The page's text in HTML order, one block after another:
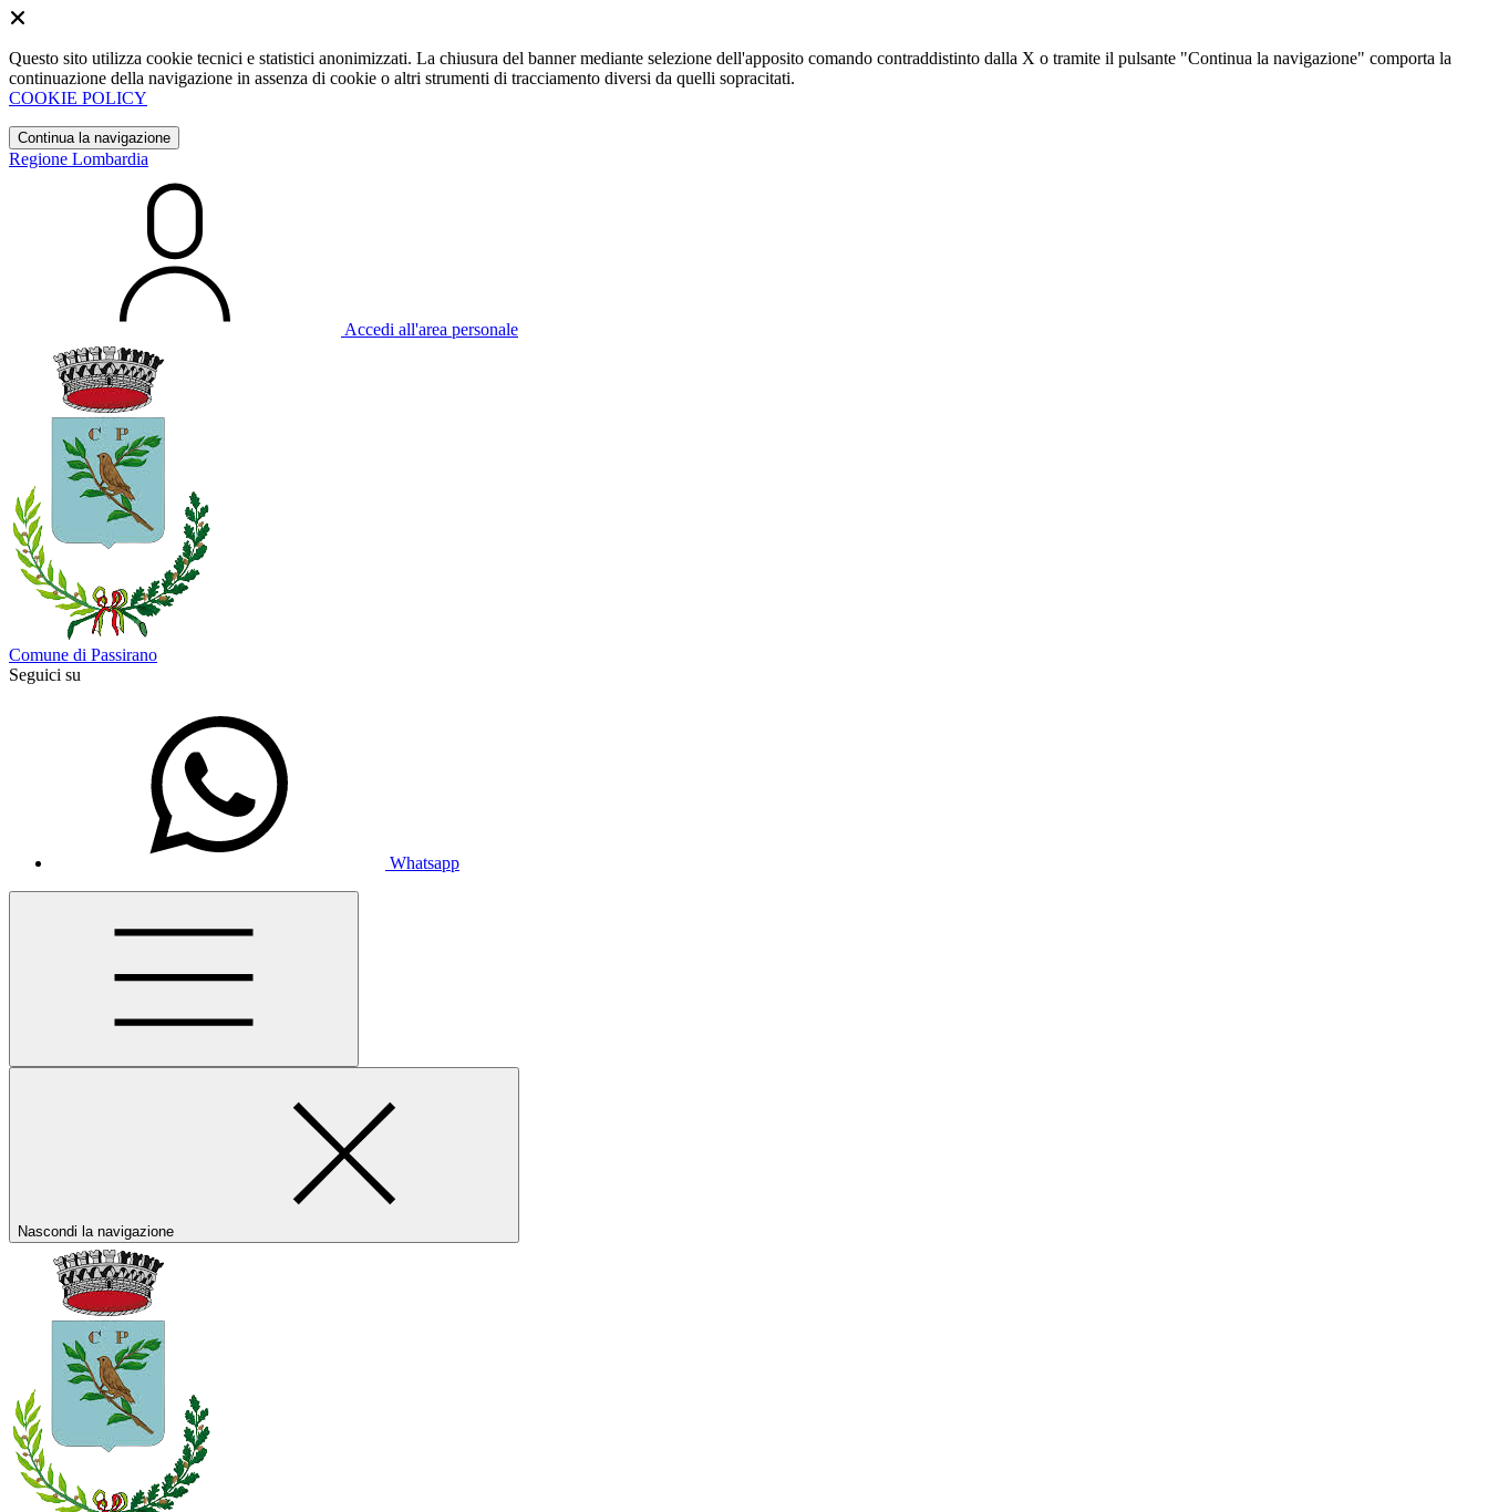
Questo sito utilizza cookie tecnici e statistici anonimizzati. La chiusura del banner mediante selezione dell'apposito comando contraddistinto dalla X o tramite il pulsante "Continua la navigazione" comporta la
continuazione della navigazione in assenza di cookie o altri strumenti di tracciamento diversi da quelli sopracitati.
COOKIE POLICY
Continua la navigazione
Regione Lombardia
Accedi all'area personale
Comune di Passirano
Seguici su
Whatsapp
Nascondi la navigazione